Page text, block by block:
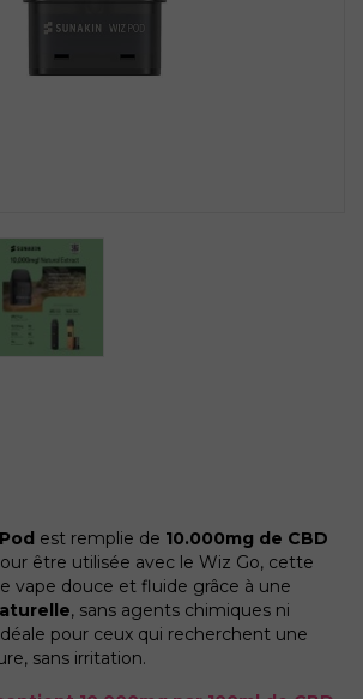
est remplie de 10.000mg de CBD
être utilisée avec le Wiz Go, cette
vape douce et fluide grâce à une
, sans agents chimiques ni
pour ceux qui recherchent une
sans irritation.